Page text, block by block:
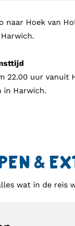
naar Hoek van
22.00 uur vanuit
in Harwich.
&
wat in de reis